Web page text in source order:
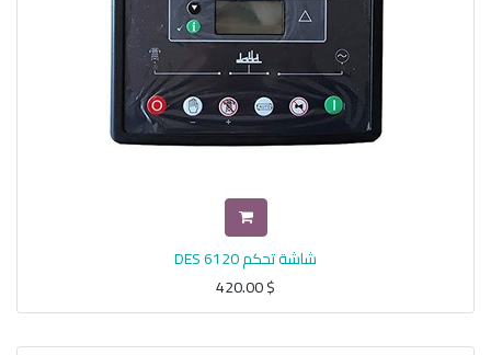
شاشة تحكم DES 6120
$
420.00